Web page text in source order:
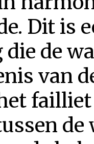
Dit is
de
van
de